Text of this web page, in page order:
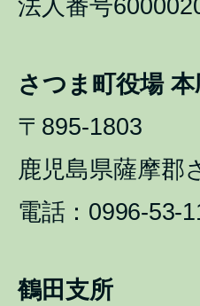
法人番号
さつま町役場 本
〒895-1803
鹿児島県薩摩郡
電話：0996-53-
鶴田支所